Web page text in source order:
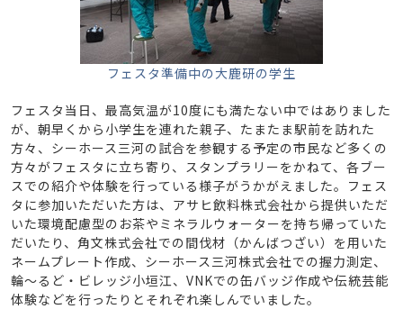
フェスタ準備中の大鹿研の学生
フェスタ当日、最高気温が10度にも満たない中ではありました
が、朝早くから小学生を連れた親子、たまたま駅前を訪れた
方々、シーホース三河の試合を参観する予定の市民など多くの
方々がフェスタに立ち寄り、スタンプラリーをかねて、各ブー
スでの紹介や体験を行っている様子がうかがえました。フェス
タに参加いただいた方は、アサヒ飲料株式会社から提供いただ
いた環境配慮型のお茶やミネラルウォーターを持ち帰っていた
だいたり、角文株式会社での間伐材（かんばつざい）を用いた
ネームプレート作成、シーホース三河株式会社での握力測定、
輪～るど・ビレッジ小垣江、VNKでの缶バッジ作成や伝統芸能
体験などを行ったりとそれぞれ楽しんでいました。